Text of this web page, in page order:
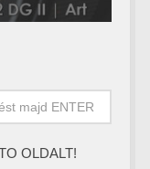
OLDALT!